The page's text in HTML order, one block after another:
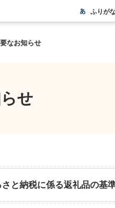
ふりが
なお知らせ
せ
さと納税に係る返礼品の基